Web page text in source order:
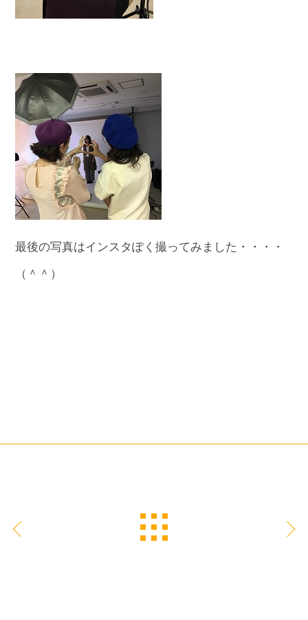
最後の写真はインスタぽく撮ってみました・・・・
（＾＾）